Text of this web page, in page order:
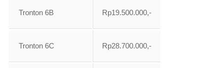
Tronton 6B Rp19.500.000,-
Tronton 6C Rp28.700.000,-